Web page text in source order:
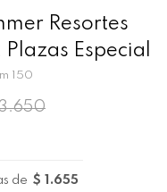
Resortes
Especial
150
de $ 1.655